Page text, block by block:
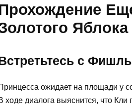
с
ожидает на площади у
ходе диалога выяснится, что